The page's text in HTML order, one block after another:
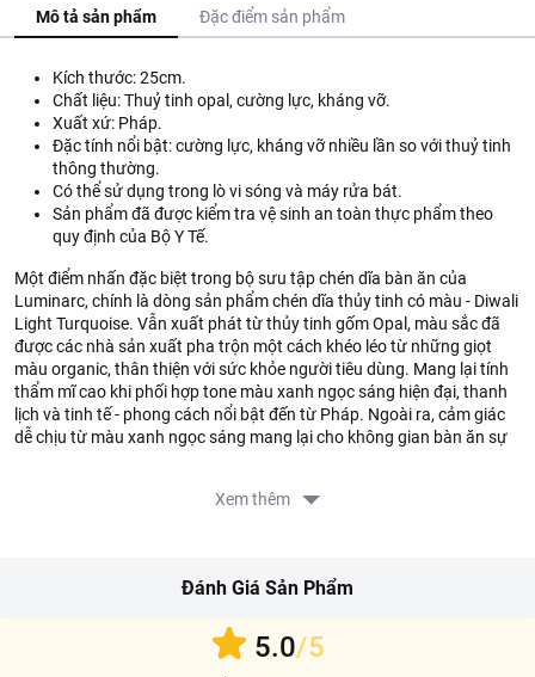
Mô tả sản phẩm Đặc điểm sản phẩm
Kích thước: 25cm.
Chất liệu: Thuỷ tinh opal, cường lực, kháng vỡ.
Xuất xứ: Pháp.
Đặc tính nổi bật: cường lực, kháng vỡ nhiều lần so với thuỷ tinh
thông thường.
Có thể sử dụng trong lò vi sóng và máy rửa bát.
Sản phẩm đã được kiểm tra vệ sinh an toàn thực phẩm theo
quy định của Bộ Y Tế.
Một điểm nhấn đặc biệt trong bộ sưu tập chén dĩa bàn ăn của
Luminarc, chính là dòng sản phẩm chén dĩa thủy tinh có màu - Diwali
Light Turquoise. Vẫn xuất phát từ thủy tinh gốm Opal, màu sắc đã
được các nhà sản xuất pha trộn một cách khéo léo từ những giọt
màu organic, thân thiện với sức khỏe người tiêu dùng. Mang lại tính
thẩm mĩ cao khi phối hợp tone màu xanh ngọc sáng hiện đại, thanh
lịch và tinh tế - phong cách nổi bật đến từ Pháp. Ngoài ra, cảm giác
dễ chịu từ màu xanh ngọc sáng mang lại cho không gian bàn ăn sự
Lưu ý khi sử dụng sản phẩm:
Đôi nét về thương hiệu Arc:
Xem thêm
Đánh Giá Sản Phẩm
5.0/5